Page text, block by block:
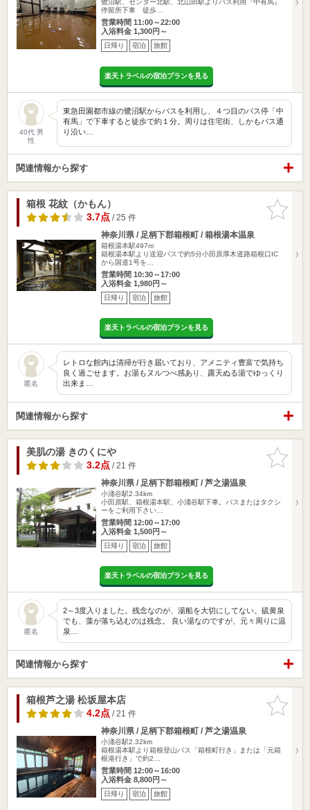
鷺沼駅、センター北駅、北山田駅よりバス利用『中有馬』
停留所下車 徒歩…
営業時間 11:00～22:00
入浴料金 1,300円～
日帰り 宿泊 旅館
楽天トラベルの宿泊プランを見る
40代 男
性
東急田園都市線の鷺沼駅からバスを利用し、４つ目のバス停「中
有馬」で下車すると徒歩で約１分。周りは住宅街、しかもバス通
り沿い…
関連情報から探す
お気に入
りに追加
箱根 花紋（かもん）
3.7点/ 25 件
神奈川県 / 足柄下郡箱根町 / 箱根湯本温泉
箱根湯本駅497m
箱根湯本駅より送迎バスで約5分小田原厚木道路箱根口IC
から国道1号を…
営業時間 10:30～17:00
入浴料金 1,980円～
日帰り 宿泊 旅館
楽天トラベルの宿泊プランを見る
匿名
レトロな館内は清掃が行き届いており、アメニティ豊富で気持ち
良く過ごせます。お湯もヌルつべ感あり、露天ぬる湯でゆっくり
出来ま…
関連情報から探す
お気に入
りに追加
美肌の湯 きのくにや
3.2点/ 21 件
神奈川県 / 足柄下郡箱根町 / 芦之湯温泉
小涌谷駅2.34km
小田原駅、箱根湯本駅、小涌谷駅下車。バスまたはタクシ
ーをご利用下さい…
営業時間 12:00～17:00
入浴料金 1,500円～
日帰り 宿泊 旅館
楽天トラベルの宿泊プランを見る
匿名
2～3度入りました。残念なのが、湯船を大切にしてない。硫黄泉
でも、藻が落ち込むのは残念。 良い湯なのですが、元々周りに温
泉…
関連情報から探す
お気に入
りに追加
箱根芦之湯 松坂屋本店
4.2点/ 21 件
神奈川県 / 足柄下郡箱根町 / 芦之湯温泉
小涌谷駅2.32km
箱根湯本駅より箱根登山バス「箱根町行き」または「元箱
根港行き」で約2…
営業時間 12:00～16:00
入浴料金 8,800円～
日帰り 宿泊 旅館